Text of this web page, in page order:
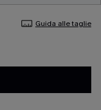
Guida alle taglie